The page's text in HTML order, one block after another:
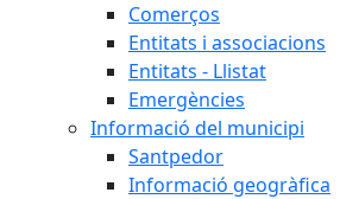
Comerços
Entitats i associacions
Entitats - Llistat
Emergències
Informació del municipi
Santpedor
Informació geogràfica